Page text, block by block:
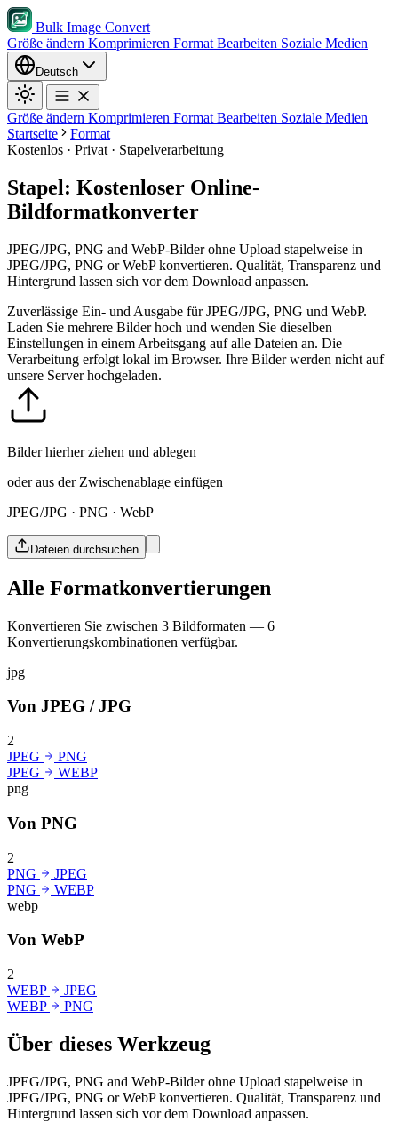
Bulk Image Convert
Größe ändern Komprimieren Format Bearbeiten Soziale Medien
Deutsch
Größe ändern Komprimieren Format Bearbeiten Soziale Medien
Startseite
Format
Kostenlos · Privat · Stapelverarbeitung
Stapel: Kostenloser Online-
Bildformatkonverter
JPEG/JPG, PNG and WebP-Bilder ohne Upload stapelweise in
JPEG/JPG, PNG or WebP konvertieren. Qualität, Transparenz und
Hintergrund lassen sich vor dem Download anpassen.
Zuverlässige Ein- und Ausgabe für JPEG/JPG, PNG und WebP.
Laden Sie mehrere Bilder hoch und wenden Sie dieselben
Einstellungen in einem Arbeitsgang auf alle Dateien an. Die
Verarbeitung erfolgt lokal im Browser. Ihre Bilder werden nicht auf
unsere Server hochgeladen.
Bilder hierher ziehen und ablegen
oder aus der Zwischenablage einfügen
JPEG/JPG · PNG · WebP
Dateien durchsuchen
Alle Formatkonvertierungen
Konvertieren Sie zwischen 3 Bildformaten — 6
Konvertierungskombinationen verfügbar.
jpg
Von JPEG / JPG
2
JPEG
PNG
JPEG
WEBP
png
Von PNG
2
PNG
JPEG
PNG
WEBP
webp
Von WebP
2
WEBP
JPEG
WEBP
PNG
Über dieses Werkzeug
JPEG/JPG, PNG and WebP-Bilder ohne Upload stapelweise in
JPEG/JPG, PNG or WebP konvertieren. Qualität, Transparenz und
Hintergrund lassen sich vor dem Download anpassen.